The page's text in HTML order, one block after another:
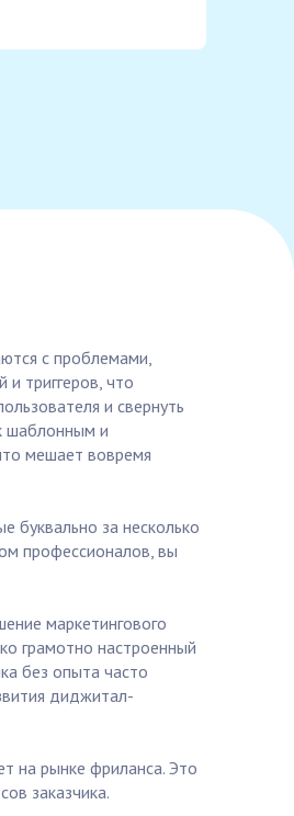
с проблемами,
триггеров, что
и свернуть
шаблонным и
мешает вовремя
буквально за несколько
профессионалов, вы
маркетингового
грамотно настроенный
без опыта часто
диджитал-
на рынке фриланса. Это
заказчика.